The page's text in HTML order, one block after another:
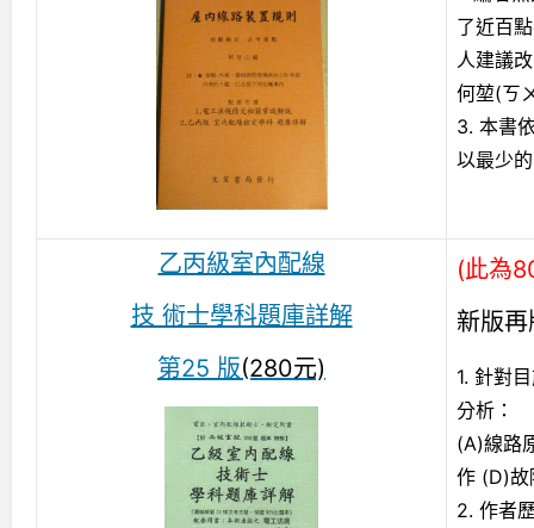
了近百
人建議
何堃(ㄎ
3. 本書
以最少
乙丙級室內配線
技 術士學科題庫詳解
第25 版(280元)
(此為
新版
1. 針對
分析：
(A)線路
作 (D)故
2. 作者